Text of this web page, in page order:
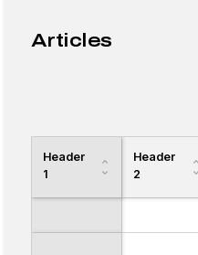
Articles
Header
1
Header
2